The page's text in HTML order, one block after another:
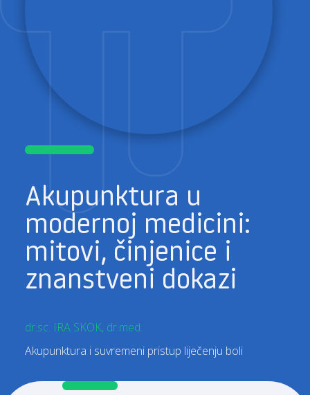
Akupunktura u
modernoj medicini:
mitovi, činjenice i
znanstveni dokazi
dr.sc. IRA SKOK, dr.med.
Akupunktura i suvremeni pristup liječenju boli